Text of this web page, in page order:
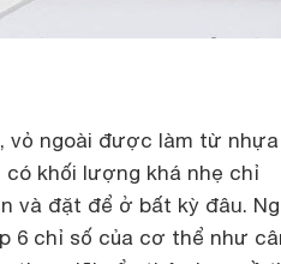
vỏ ngoài được làm từ nhựa
khối lượng khá nhẹ chỉ
và đặt để ở bất kỳ đâu.
6 chỉ số của cơ thể như